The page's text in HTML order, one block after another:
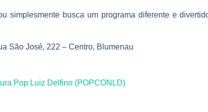
simplesmente busca um programa diferente e
São José, 222 – Centro, Blumenau
Pop Luiz Delfino (POPCONLD)